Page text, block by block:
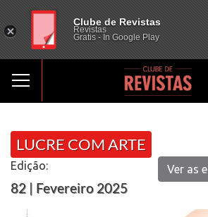
LUCRE COM ARTE
Edição:
82 | Fevereiro 2025
Ver as
Clube de Revistas
Revistas
Gratis - In Google Play